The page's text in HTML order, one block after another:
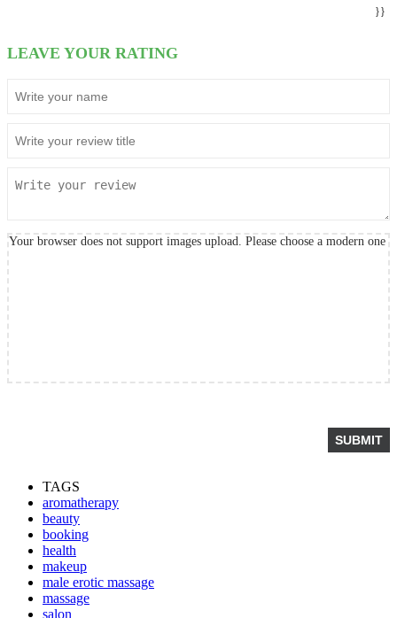
}}
LEAVE YOUR RATING
Your browser does not support images upload. Please choose a modern one
TAGS
aromatherapy
beauty
booking
health
makeup
male erotic massage
massage
salon